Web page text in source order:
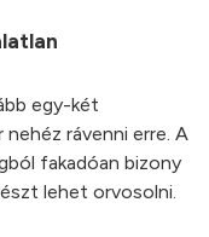
egy-két
rávenni erre. A
fakadóan bizony
lehet orvosolni.